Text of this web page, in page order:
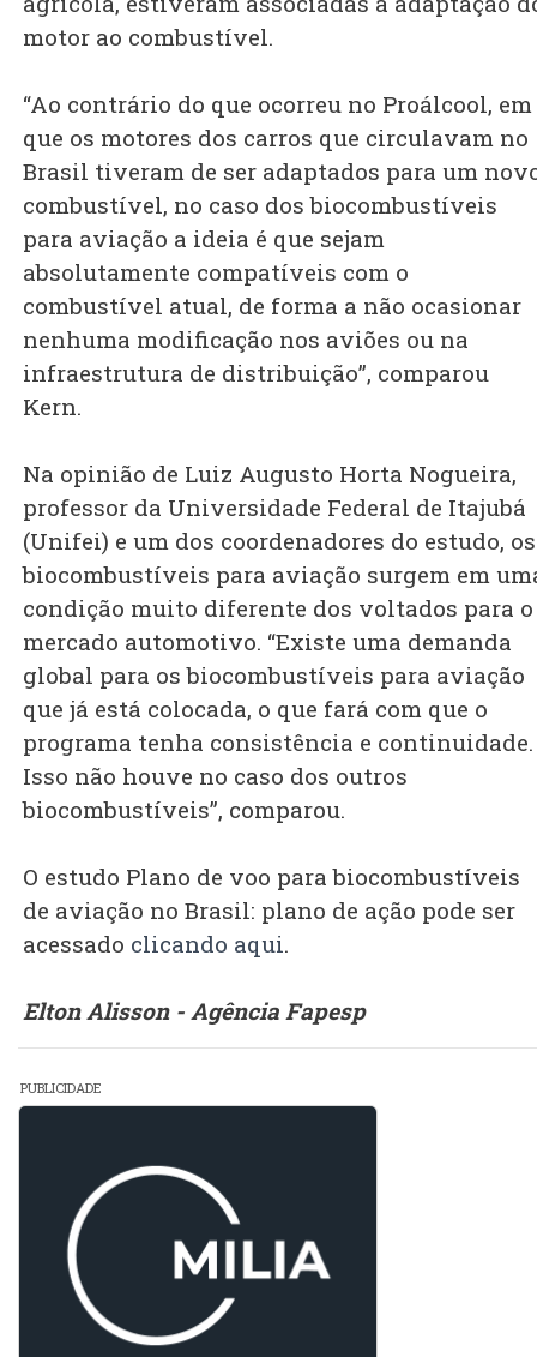
motor ao combustível.
“Ao contrário do que ocorreu no Proálcool, em
que os motores dos carros que circulavam no
Brasil tiveram de ser adaptados para um
combustível, no caso dos biocombustíveis
para aviação a ideia é que sejam
absolutamente compatíveis com o
combustível atual, de forma a não ocasionar
nenhuma modificação nos aviões ou na
infraestrutura de distribuição”, comparou
Kern.
Na opinião de Luiz Augusto Horta Nogueira,
professor da Universidade Federal de Itajubá
(Unifei) e um dos coordenadores do estudo, os
biocombustíveis para aviação surgem em
condição muito diferente dos voltados para o
mercado automotivo. “Existe uma demanda
global para os biocombustíveis para aviação
que já está colocada, o que fará com que o
programa tenha consistência e continuidade.
Isso não houve no caso dos outros
biocombustíveis”, comparou.
O estudo Plano de voo para biocombustíveis
de aviação no Brasil: plano de ação pode ser
acessado clicando aqui.
Elton Alisson - Agência Fapesp
PUBLICIDADE